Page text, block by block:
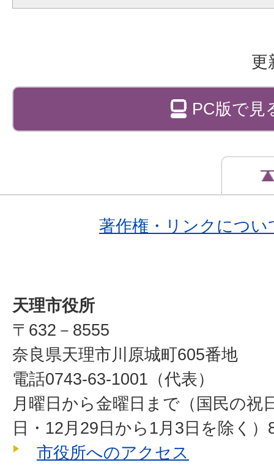
更
PC版で見
著作権・リンクについ
天理市役所
〒632－8555
奈良県天理市川原城町605番地
電話0743-63-1001（代表）
月曜日から金曜日まで（国民の祝
日・12月29日から1月3日を除く
市役所へのアクセス